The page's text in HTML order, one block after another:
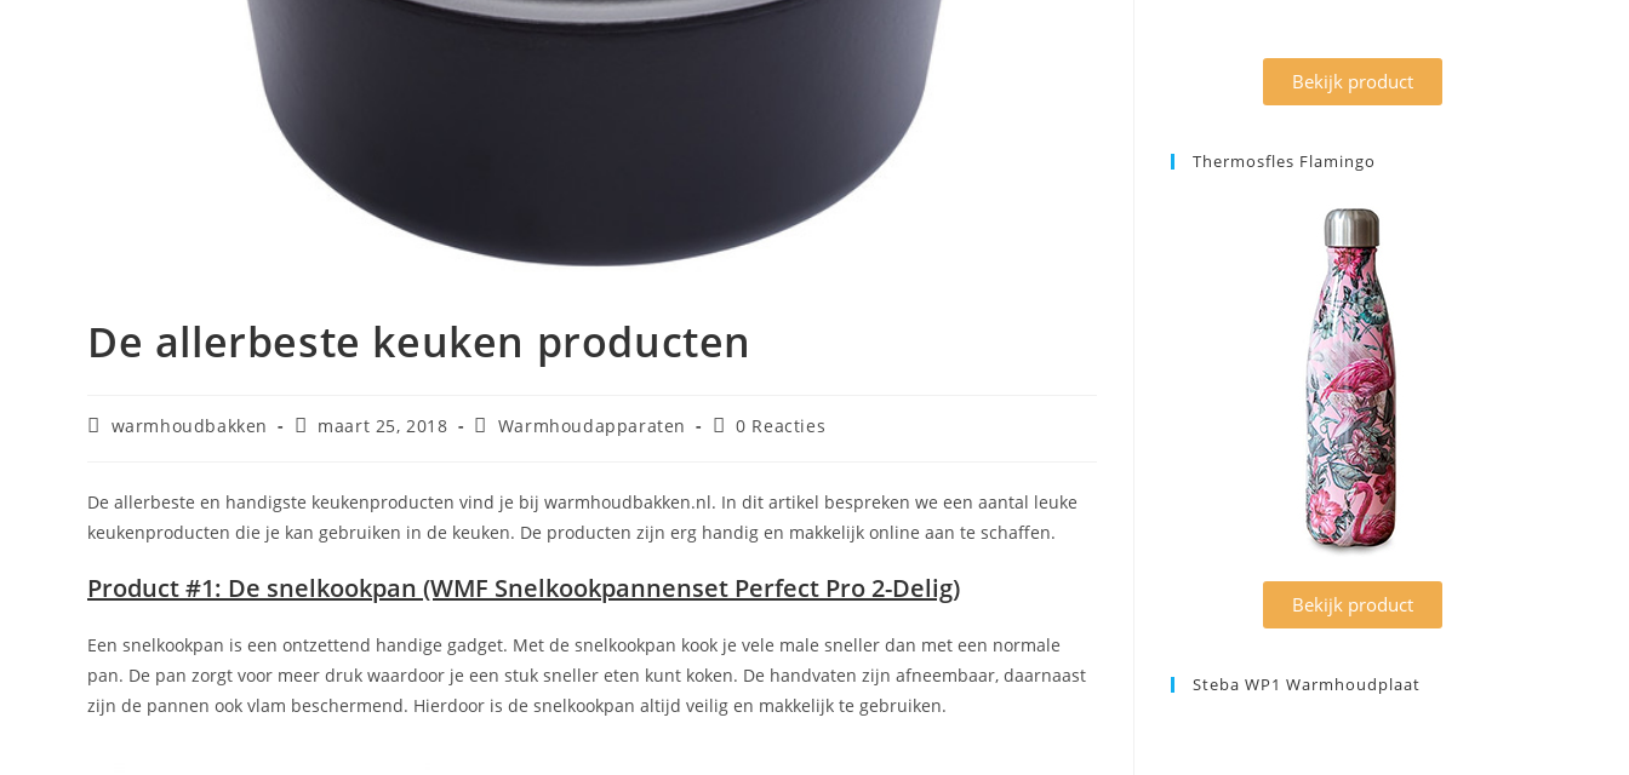
De allerbeste keuken producten
warmhoudbakken maart 25, 2018 Warmhoudapparaten 0 Reacties
De allerbeste en handigste keukenproducten vind je bij warmhoudbakken.nl. In dit artikel bespreken we een aantal leuke
keukenproducten die je kan gebruiken in de keuken. De producten zijn erg handig en makkelijk online aan te schaffen.
Product #1: De snelkookpan (WMF Snelkookpannenset Perfect Pro 2-Delig)
Een snelkookpan is een ontzettend handige gadget. Met de snelkookpan kook je vele male sneller dan met een normale
pan. De pan zorgt voor meer druk waardoor je een stuk sneller eten kunt koken. De handvaten zijn afneembaar, daarnaast
zijn de pannen ook vlam beschermend. Hierdoor is de snelkookpan altijd veilig en makkelijk te gebruiken.
Bekijk product
Thermosfles Flamingo
Bekijk product
Steba WP1 Warmhoudplaat